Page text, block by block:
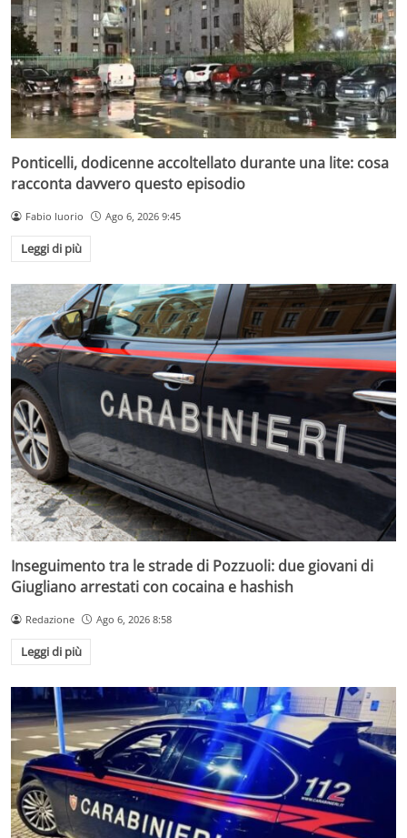
Ponticelli, dodicenne accoltellato durante una lite: cosa
racconta davvero questo episodio
Fabio Iuorio Ago 6, 2026 9:45
Leggi di più
Inseguimento tra le strade di Pozzuoli: due giovani di
Giugliano arrestati con cocaina e hashish
Redazione Ago 6, 2026 8:58
Leggi di più